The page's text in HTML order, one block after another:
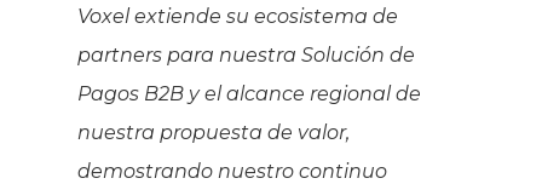
Voxel extiende su ecosistema de
partners para nuestra Solución de
Pagos B2B y el alcance regional de
nuestra propuesta de valor,
demostrando nuestro continuo